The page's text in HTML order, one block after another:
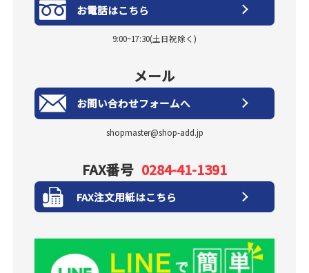
お電話はこちら
9:00~17:30(土日祝除く)
メール
お問い合わせフォームへ
shopmaster@shop-add.jp
FAX番号 0284-41-1391
FAX注文用紙はこちら